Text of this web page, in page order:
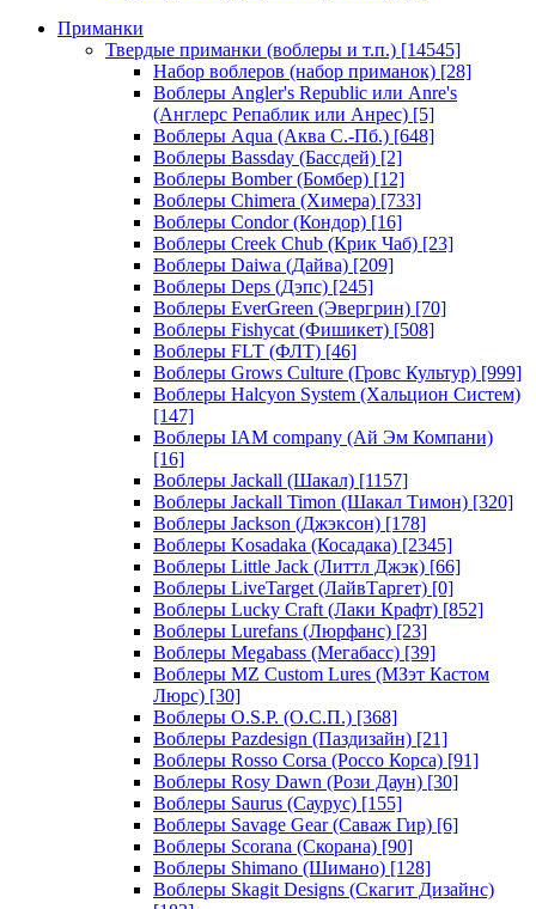
Приманки
Твердые приманки (воблеры и т.п.) [14545]
Набор воблеров (набор приманок) [28]
Воблеры Angler's Republic или Anre's
(Англерс Репаблик или Анрес) [5]
Воблеры Aqua (Аква С.-Пб.) [648]
Воблеры Bassday (Бассдей) [2]
Воблеры Bomber (Бомбер) [12]
Воблеры Chimera (Химера) [733]
Воблеры Condor (Кондор) [16]
Воблеры Creek Chub (Крик Чаб) [23]
Воблеры Daiwa (Дайва) [209]
Воблеры Deps (Дэпс) [245]
Воблеры EverGreen (Эвергрин) [70]
Воблеры Fishycat (Фишикет) [508]
Воблеры FLT (ФЛТ) [46]
Воблеры Grows Culture (Гровс Культур) [999]
Воблеры Halcyon System (Хальцион Систем)
[147]
Воблеры IAM company (Ай Эм Компани)
[16]
Воблеры Jackall (Шакал) [1157]
Воблеры Jackall Timon (Шакал Тимон) [320]
Воблеры Jackson (Джэксон) [178]
Воблеры Kosadaka (Косадака) [2345]
Воблеры Little Jack (Литтл Джэк) [66]
Воблеры LiveTarget (ЛайвТаргет) [0]
Воблеры Lucky Craft (Лаки Крафт) [852]
Воблеры Lurefans (Люрфанс) [23]
Воблеры Megabass (Мегабасс) [39]
Воблеры MZ Custom Lures (МЗэт Кастом
Люрс) [30]
Воблеры O.S.P. (О.С.П.) [368]
Воблеры Pazdesign (Паздизайн) [21]
Воблеры Rosso Corsa (Россо Корса) [91]
Воблеры Rosy Dawn (Рози Даун) [30]
Воблеры Saurus (Саурус) [155]
Воблеры Savage Gear (Саваж Гир) [6]
Воблеры Scorana (Скорана) [90]
Воблеры Shimano (Шимано) [128]
Воблеры Skagit Designs (Скагит Дизайнс)